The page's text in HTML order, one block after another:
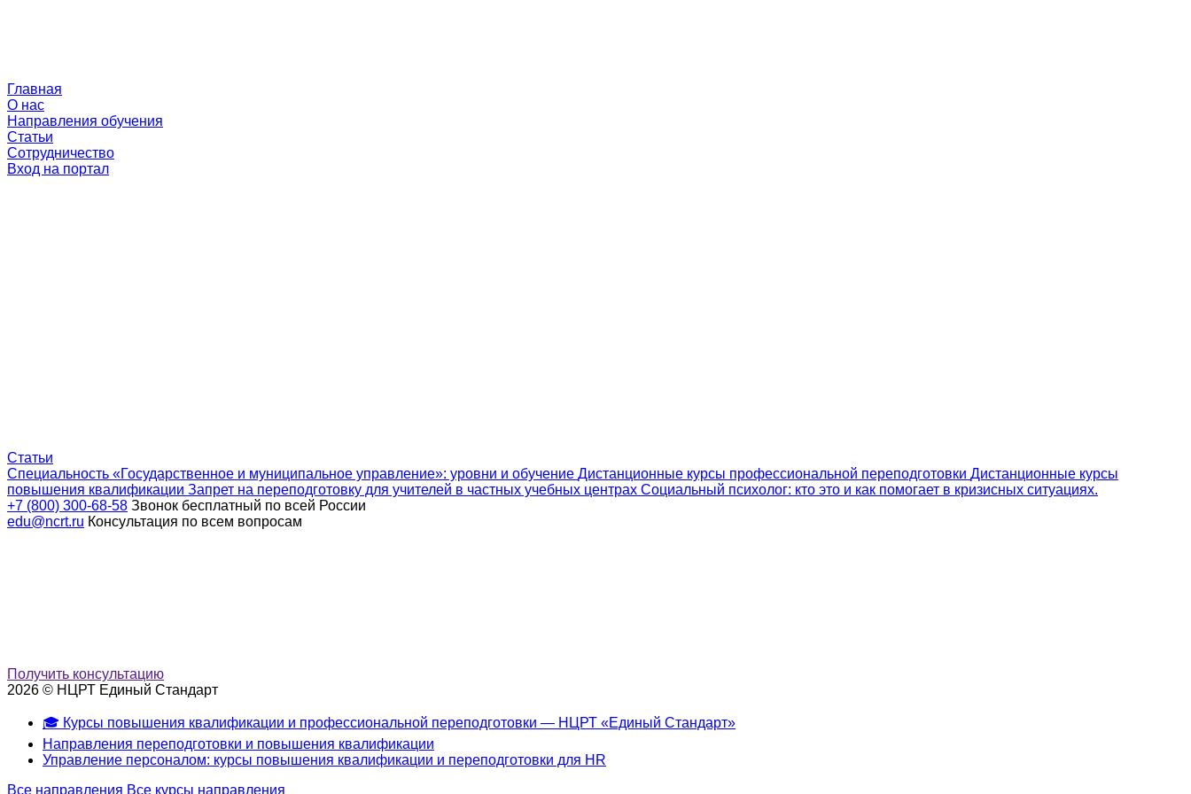
Главная
О нас
Направления обучения
Статьи
Сотрудничество
Вход на портал
Статьи
Специальность «Государственное и муниципальное управление»: уровни и обучение Дистанционные курсы профессиональной переподготовки Дистанционные курсы
повышения квалификации Запрет на переподготовку для учителей в частных учебных центрах Социальный психолог: кто это и как помогает в кризисных ситуациях.
+7 (800) 300-68-58 Звонок бесплатный по всей России
edu@ncrt.ru Консультация по всем вопросам
Получить консультацию
2026 © НЦРТ Единый Стандарт
🎓 Курсы повышения квалификации и профессиональной переподготовки — НЦРТ «Единый Стандарт»
Направления переподготовки и повышения квалификации
Управление персоналом: курсы повышения квалификации и переподготовки для HR
Все направления Все курсы направления